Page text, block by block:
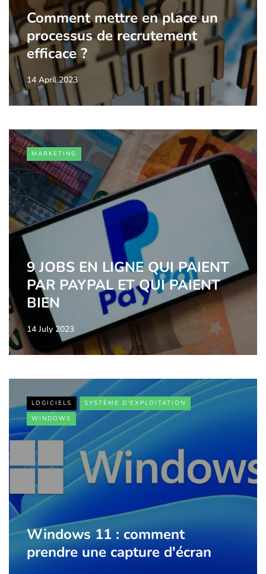
Comment mettre en place un
processus de recrutement
efficace ?
14 April 2023
MARKETING
9 JOBS EN LIGNE QUI PAIENT
PAR PAYPAL ET QUI PAIENT
BIEN
14 July 2023
LOGICIELS
SYSTÈME D'EXPLOITATION
WINDOWS
Windows 11 : comment
prendre une capture d'écran